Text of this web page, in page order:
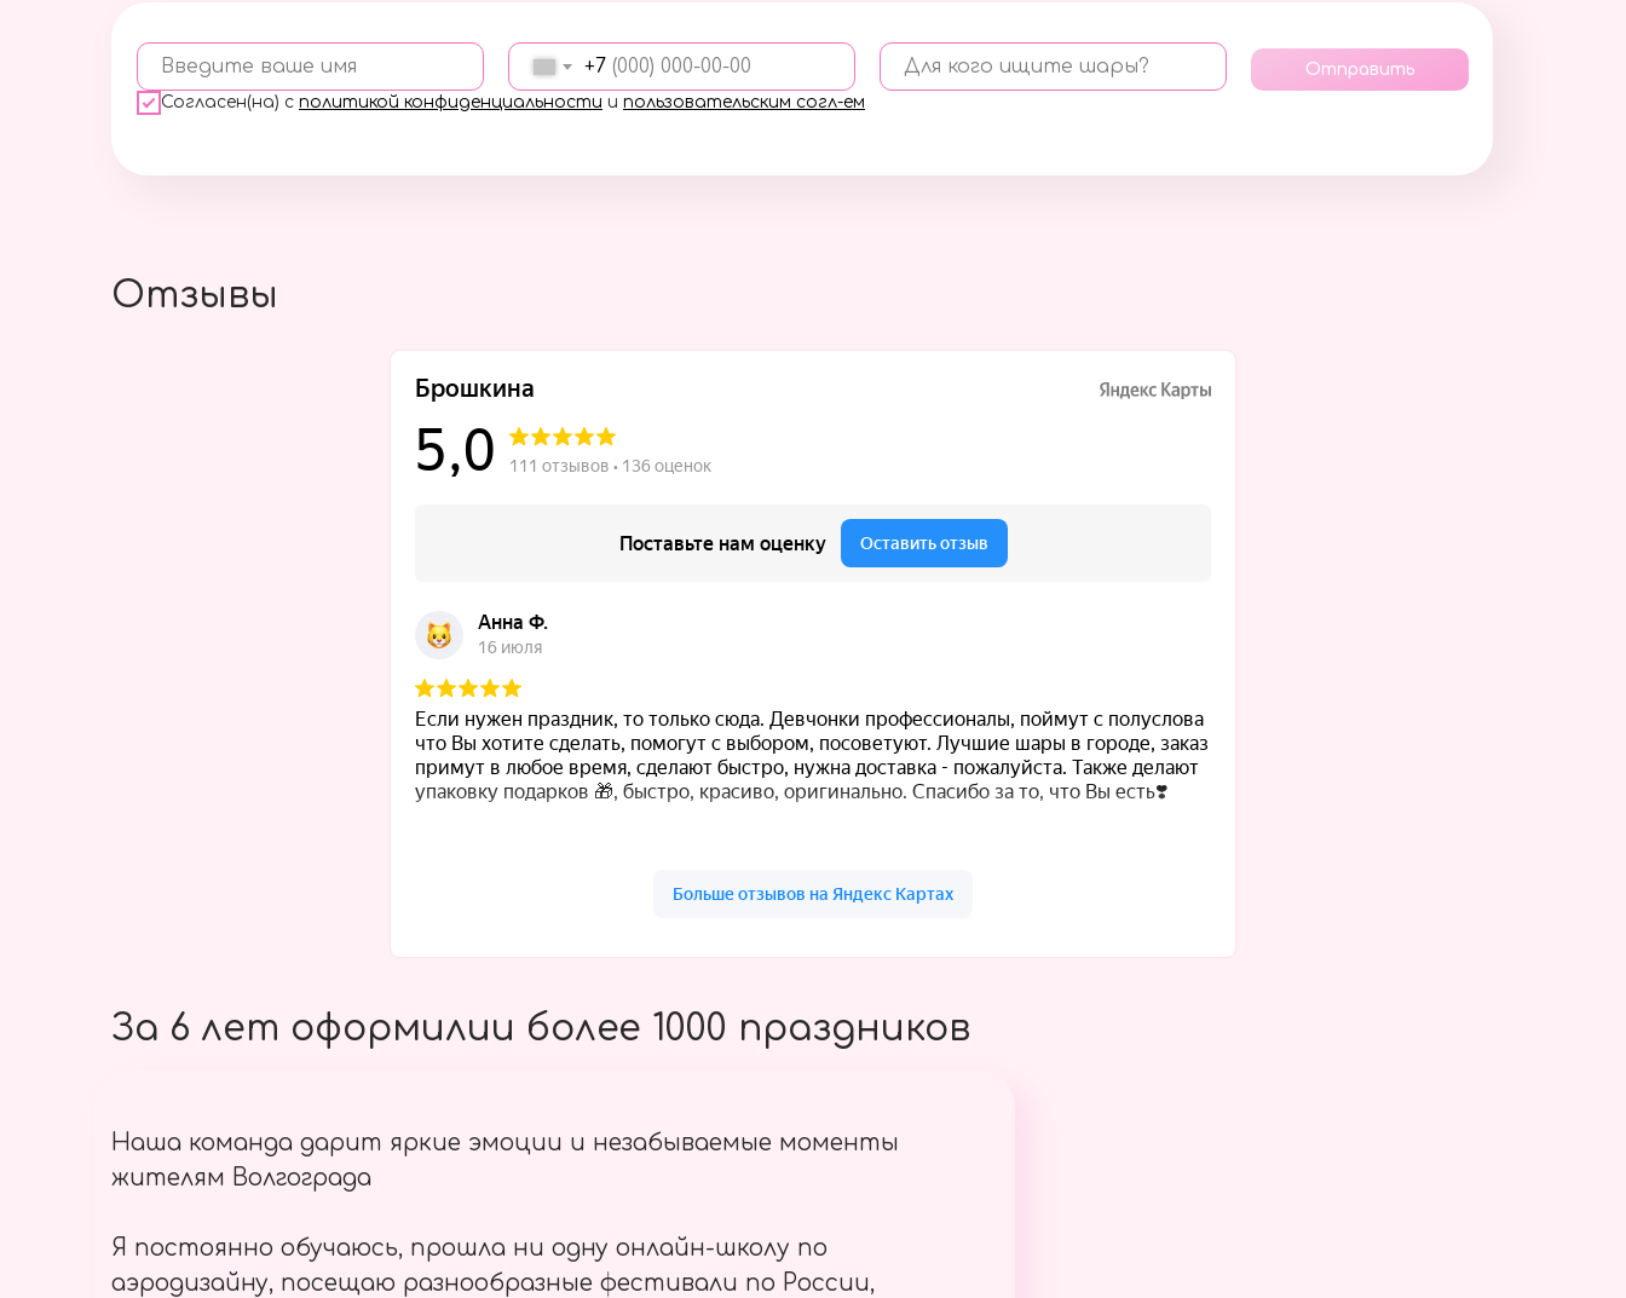
Введите ваше имя +7 Для кого ищите шары?
Согласен(на) с политикой конфиденциальности и пользовательским согл-ем
Отправить
Отзывы
За 6 лет оформилии более 1000 праздников
Наша команда дарит яркие эмоции и незабываемые моменты
жителям Волгограда
Я постоянно обучаюсь, прошла ни одну онлайн-школу по
аэродизайну, посещаю разнообразные фестивали по России,